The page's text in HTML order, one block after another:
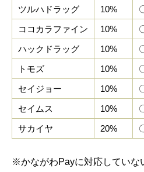
ツルハドラッグ
10%
ココカラファイン
10%
ハックドラッグ
10%
トモズ
10%
セイジョー
10%
セイムス
10%
サカイヤ
20%
※かながわPayに対応していな